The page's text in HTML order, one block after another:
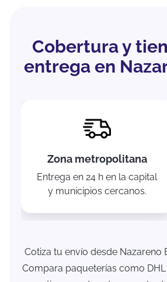
Cobertura y
entrega en
Zona metropolitana
Entrega en 24 h en la capital
y municipios cercanos.
Cotiza tu envío desde Nazareno
Compara paqueterías como